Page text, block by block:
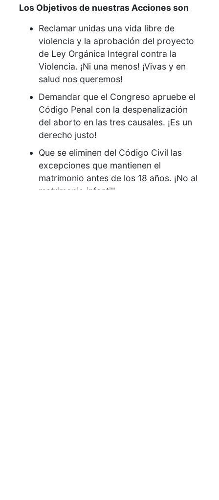
Los Objetivos de nuestras Acciones son
Reclamar unidas una vida libre de
violencia y la aprobación del proyecto
de Ley Orgánica Integral contra la
Violencia. ¡Ni una menos! ¡Vivas y en
salud nos queremos!
Demandar que el Congreso apruebe el
Código Penal con la despenalización
del aborto en las tres causales. ¡Es un
derecho justo!
Que se eliminen del Código Civil las
excepciones que mantienen el
matrimonio antes de los 18 años. ¡No al
matrimonio infantil!